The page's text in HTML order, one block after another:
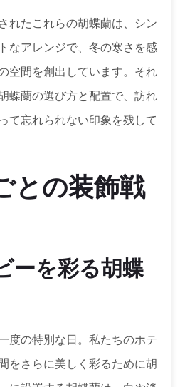
れたこれらの胡蝶蘭は、シン
なアレンジで、冬の寒さを感
空間を創出しています。それ
蝶蘭の選び方と配置で、訪れ
て忘れられない印象を残して
との装飾戦
ーを彩る胡蝶
度の特別な日。私たちのホテ
をさらに美しく彩るために胡